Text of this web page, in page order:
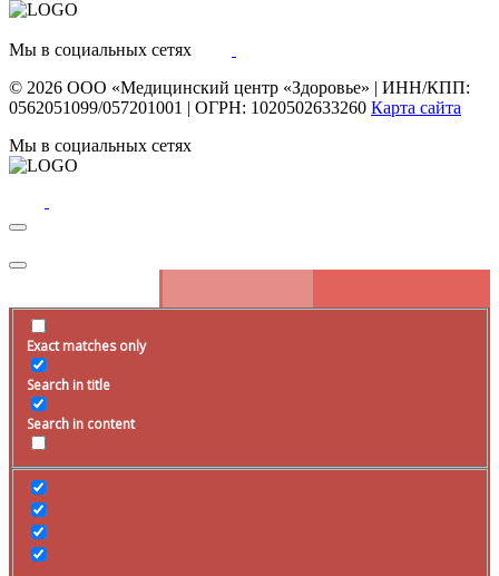
Мы в социальных сетях
© 2026 ООО «Медицинский центр «Здоровье» | ИНН/КПП:
0562051099/057201001 | ОГРН: 1020502633260 Карта сайта
Мы в социальных сетях
Exact matches only
Search in title
Search in content